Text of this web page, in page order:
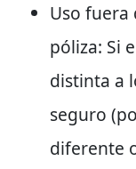
Uso fuera
póliza: Si
distinta a
seguro
diferente